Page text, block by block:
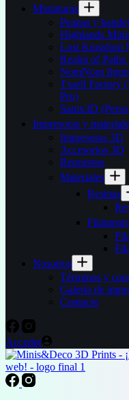
Miniaturas
Peanas y
Highlands
Lost Kingdom
Realm of
NomNom
Txarli Factory
Pro)
Sanix3D
Impresoras y
Impresoras 3D
Accesorios 3D
Repuestos
Materiales
Resinas
Nosotros
Términos y
Galería de
Contacto
Acceder